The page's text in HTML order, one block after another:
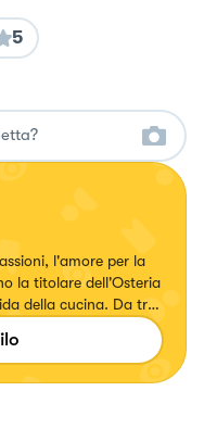
5
l'amore per la
la titolare dell'Osteria
della cucina. Da tre
blog "Deliziosamente
che adorano